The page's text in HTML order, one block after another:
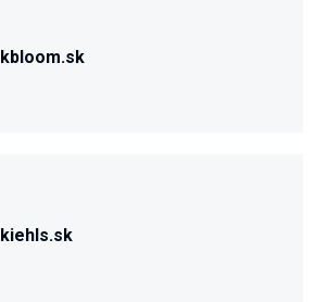
kbloom.sk
kiehls.sk